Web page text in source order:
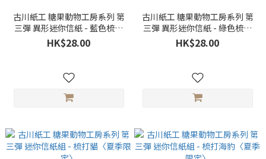
古川紙工 糖果動物工房系列 第
三彈 異形迷你信紙 - 藍色梳打
海豹〈夏季限定〉
HK$28.00
古川紙工 糖果動物工房系列 第
三彈 異形迷你信紙 - 綠色梳打
海豹〈夏季限定〉
HK$28.00